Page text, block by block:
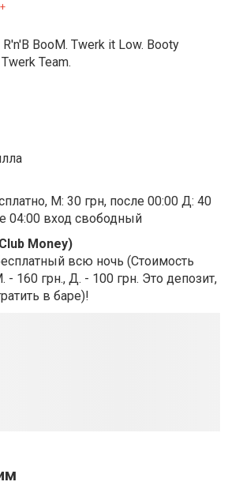
R'n'B BooM. Twerk it Low. Booty
Team.
М: 30 грн, после 00:00 Д: 40
04:00 вход свободный
Money)
всю ночь (Стоимость
- 160 грн., Д. - 100 грн. Это депозит,
в баре)!